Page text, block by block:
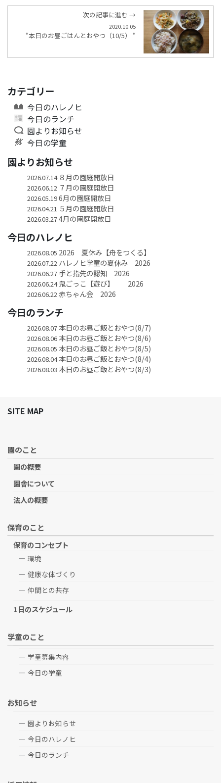
次の記事に進む →
2020.10.05
“本日のお昼ごはんとおやつ（10/5） “
カテゴリー
今日のハレノヒ
今日のランチ
園よりお知らせ
今日の学童
園よりお知らせ
2026.07.14８月の園庭開放日
2026.06.12７月の園庭開放日
2026.05.196月の園庭開放日
2026.04.21 ５月の園庭開放日
2026.03.274月の園庭開放日
今日のハレノヒ
2026.08.05 2026 夏休み【舟をつくる】
2026.07.22ハレノヒ学童の夏休み 2026
2026.06.27手と指先の認知 2026
2026.06.24鬼ごっこ【遊び】 2026
2026.06.22赤ちゃん会 2026
今日のランチ
2026.08.07本日のお昼ご飯とおやつ(8/7)
2026.08.06本日のお昼ご飯とおやつ(8/6)
2026.08.05 本日のお昼ご飯とおやつ(8/5)
2026.08.04本日のお昼ご飯とおやつ(8/4)
2026.08.03 本日のお昼ご飯とおやつ(8/3)
SITE MAP
園のこと
園の概要
園舎について
法人の概要
保育のこと
保育のコンセプト
環境
健康な体づくり
仲間との共存
1日のスケジュール
学童のこと
学童募集内容
今日の学童
お知らせ
園よりお知らせ
今日のハレノヒ
今日のランチ